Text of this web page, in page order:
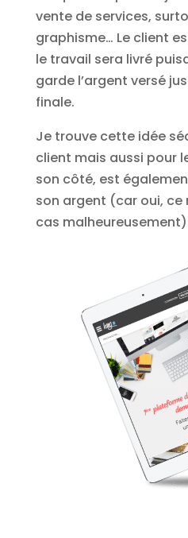
vente de services,
graphisme… Le client
le travail sera livré
garde l’argent versé
finale.
Je trouve cette idée
client mais aussi pour
son côté, est
son argent (car oui, ce
cas